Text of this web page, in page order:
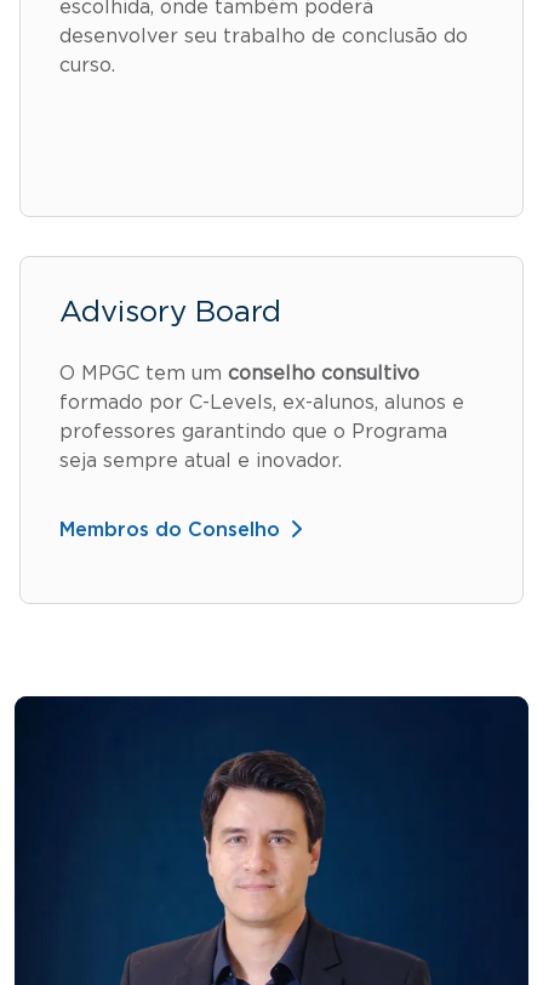
escolhida, onde também poderá
desenvolver seu trabalho de conclusão do
curso.
Advisory Board
O MPGC tem um conselho consultivo
formado por C-Levels, ex-alunos, alunos e
professores garantindo que o Programa
seja sempre atual e inovador.
Membros do Conselho